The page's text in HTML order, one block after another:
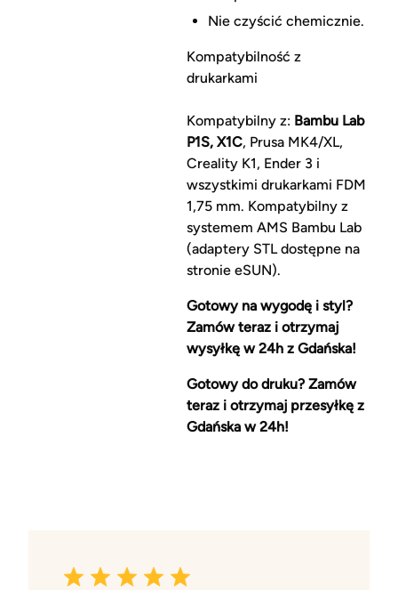
Nie czyścić chemicznie.
Kompatybilność z
drukarkami
Kompatybilny z: Bambu Lab
P1S, X1C, Prusa MK4/XL,
Creality K1, Ender 3 i
wszystkimi drukarkami FDM
1,75 mm. Kompatybilny z
systemem AMS Bambu Lab
(adaptery STL dostępne na
stronie eSUN).
Gotowy na wygodę i styl?
Zamów teraz i otrzymaj
wysyłkę w 24h z Gdańska!
Gotowy do druku? Zamów
teraz i otrzymaj przesyłkę z
Gdańska w 24h!